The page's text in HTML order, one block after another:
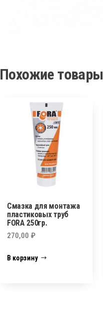
Похожие товары
Смазка для монтажа
пластиковых труб
FORA 250гр.
270,00 ₽
В корзину